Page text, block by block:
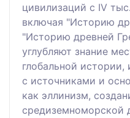
цивилизаций с IV
включая "Историю
"Историю древней
углубляют знание
глобальной
с источниками и
как эллинизм,
средиземноморской